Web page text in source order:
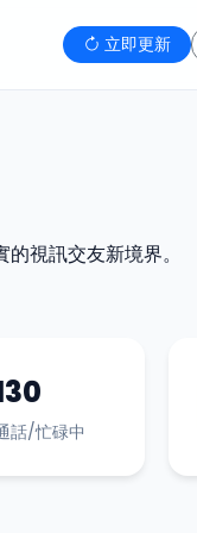
立即更新
視訊交友新境界。
話/忙碌中